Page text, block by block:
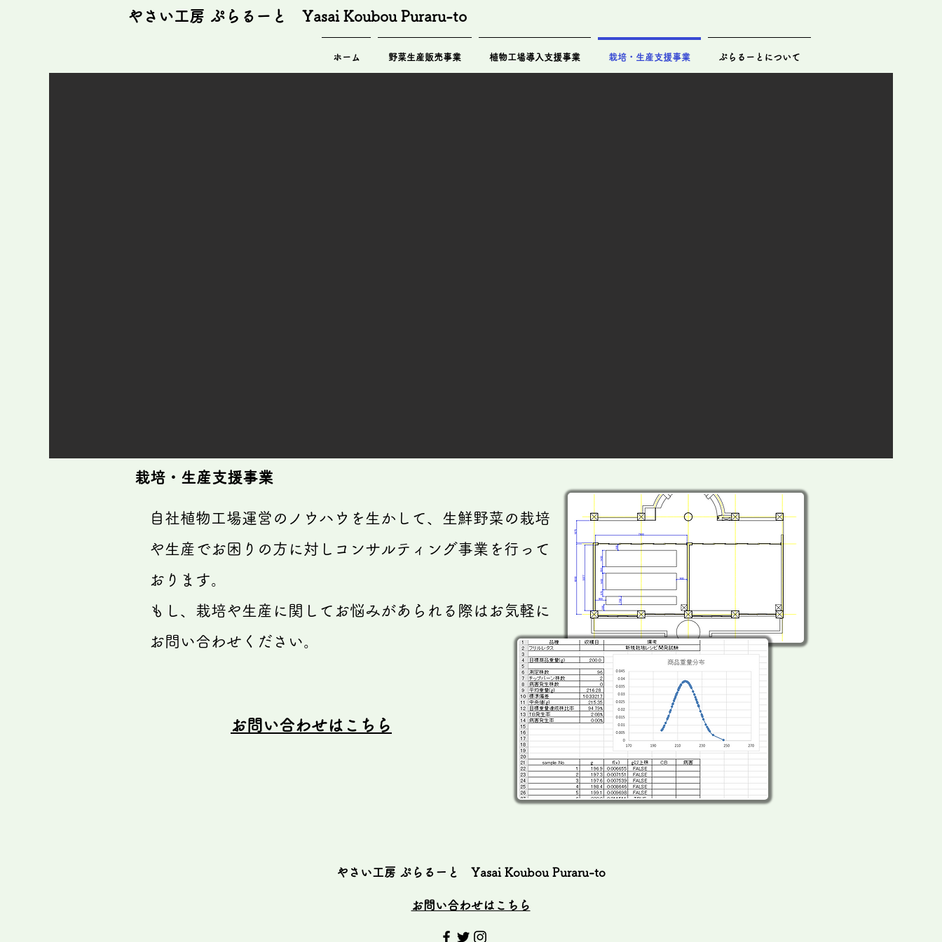
​やさい工房 ぷらるーと Yasai Koubou Puraru-to
ホーム 野菜生産販売事業 植物工場導入支援事業 栽培・生産支援事業 ぷらるーとについて
​栽培・生産支援事業
​自社植物工場運営のノウハウを生かして、生鮮野菜の栽培
や生産でお困りの方に対しコンサルティング事業を行って
おります。
​もし、栽培や生産に関してお悩みがあられる際はお気軽に
お問い合わせください。
​お問い合わせはこちら
​やさい工房 ぷらるーと Yasai Koubou Puraru-to​
​お問い合わせはこちら